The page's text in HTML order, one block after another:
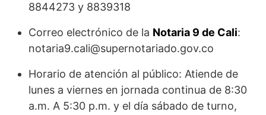
8844273 y 8839318
Correo electrónico de la Notaria 9 de Cali:
notaria9.cali@supernotariado.gov.co
Horario de atención al público: Atiende de
lunes a viernes en jornada continua de 8:30
a.m. A 5:30 p.m. y el día sábado de turno,